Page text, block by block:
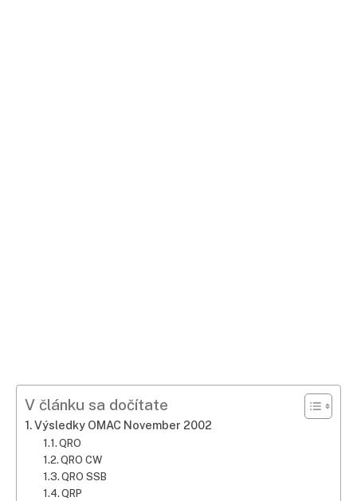
V článku sa dočítate
Výsledky OMAC November 2002
QRO
QROCW
QRO SSB
QRP